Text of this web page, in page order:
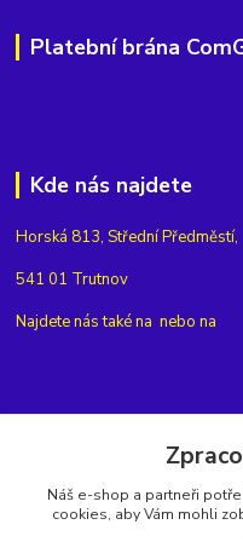
Platební brána
Kde nás najdete
Horská 813, Střední Předměstí,
541 01 Trutnov
Najdete nás také na nebo na
+420775654704
Náš e-shop a partneři
cookies, aby Vám mohli